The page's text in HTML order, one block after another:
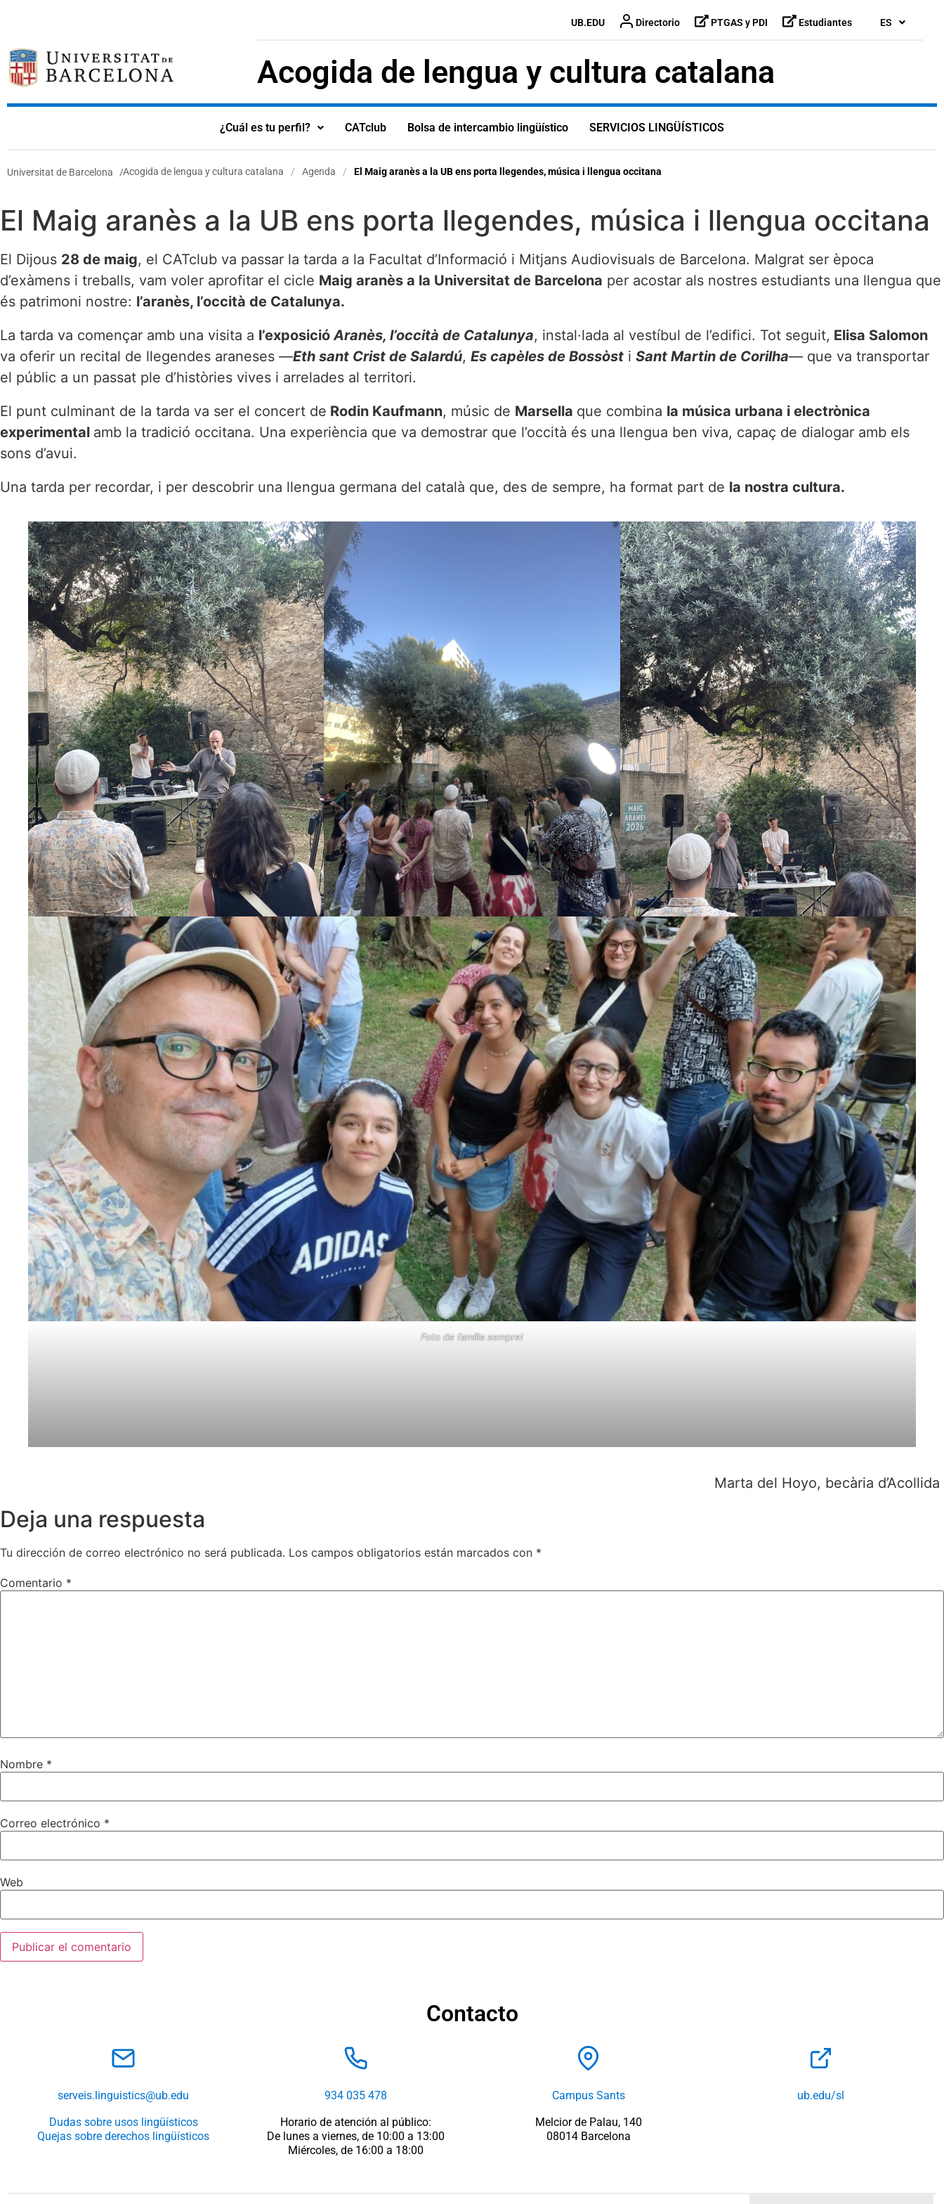
UB.EDU Directorio PTGAS y PDI Estudiantes ES
Acogida de lengua y cultura catalana
¿Cuál es tu perfil? CATclub Bolsa de intercambio lingüístico SERVICIOS LINGÜÍSTICOS
Universitat de Barcelona /Acogida de lengua y cultura catalana / Agenda / El Maig aranès a la UB ens porta llegendes, música i llengua occitana
El Maig aranès a la UB ens porta llegendes, música i llengua occitana
El Dijous 28 de maig, el CATclub va passar la tarda a la Facultat d’Informació i Mitjans Audiovisuals de Barcelona. Malgrat ser època
d’exàmens i treballs, vam voler aprofitar el cicle Maig aranès a la Universitat de Barcelona per acostar als nostres estudiants una llengua que
és patrimoni nostre: l’aranès, l’occità de Catalunya.
La tarda va començar amb una visita a l’exposicióAranès, l’occità de Catalunya, instal·lada al vestíbul de l’edifici. Tot seguit, Elisa Salomon
va oferir un recital de llegendes araneses —Eth sant Crist de Salardú, Es capèles de Bossòst i Sant Martin de Corilha— que va transportar
el públic a un passat ple d’històries vives i arrelades al territori.
El punt culminant de la tarda va ser el concert de Rodin Kaufmann, músic de Marsella que combina la música urbana i electrònica
experimental amb la tradició occitana. Una experiència que va demostrar que l’occità és una llengua ben viva, capaç de dialogar amb els
sons d’avui.
Una tarda per recordar, i per descobrir una llengua germana del català que, des de sempre, ha format part de la nostra cultura.
Foto de família sempre!
Marta del Hoyo, becària d’Acollida
Deja una respuesta
Tu dirección de correo electrónico no será publicada. Los campos obligatorios están marcados con *
Comentario *
Nombre *
Correo electrónico *
Web
Contacto
serveis.linguistics@ub.edu
Dudas sobre usos lingüísticos
Quejas sobre derechos lingüísticos
934 035 478
Horario de atención al público:
De lunes a viernes, de 10:00 a 13:00
Miércoles, de 16:00 a 18:00
Campus Sants
Melcior de Palau, 140
08014 Barcelona
ub.edu/sl